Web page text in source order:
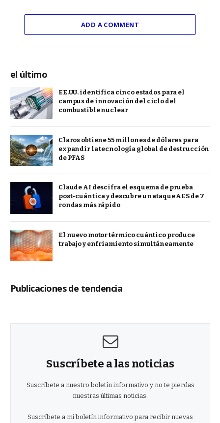
ADD A COMMENT
el último
EE.UU. identifica cinco estados para el
campus de innovación del ciclo del
combustible nuclear
Claros obtiene 55 millones de dólares para
expandir la tecnología global de destrucción
de PFAS
Claude AI descifra el esquema de prueba
post-cuántica y descubre un ataque AES de 7
rondas más rápido
El nuevo motor térmico cuántico produce
trabajo y enfriamiento simultáneamente
Publicaciones de tendencia
Suscríbete a las noticias
Suscríbete a nuestro boletín informativo y no te pierdas
nuestras últimas noticias.
Suscríbete a mi boletín informativo para recibir nuevas